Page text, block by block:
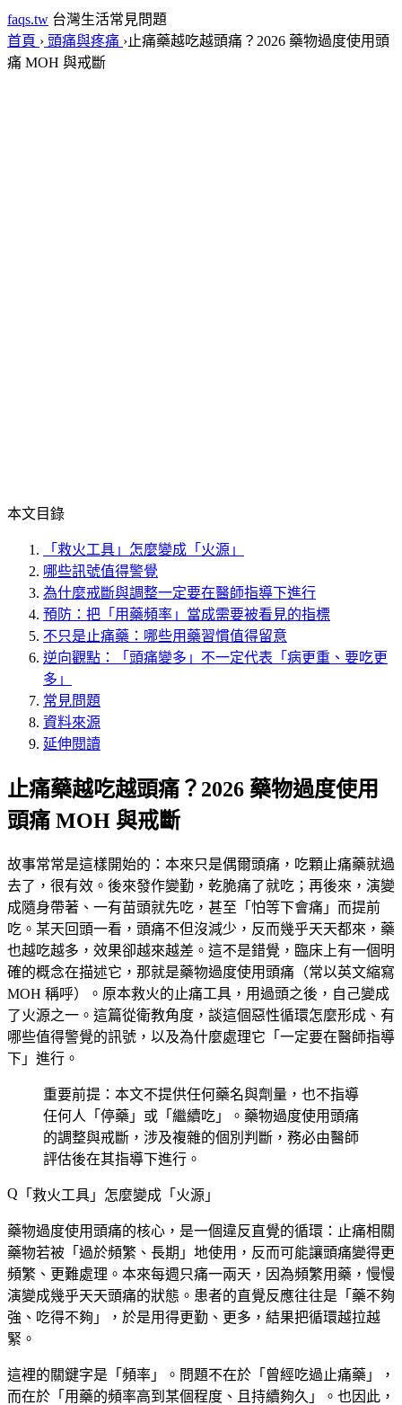
faqs.tw 台灣生活常見問題
首頁 › 頭痛與疼痛 ›止痛藥越吃越頭痛？2026 藥物過度使用頭
痛 MOH 與戒斷
本文目錄
「救火工具」怎麼變成「火源」
哪些訊號值得警覺
為什麼戒斷與調整一定要在醫師指導下進行
預防：把「用藥頻率」當成需要被看見的指標
不只是止痛藥：哪些用藥習慣值得留意
逆向觀點：「頭痛變多」不一定代表「病更重、要吃更
多」
常見問題
資料來源
延伸閱讀
止痛藥越吃越頭痛？2026 藥物過度使用
頭痛 MOH 與戒斷
故事常常是這樣開始的：本來只是偶爾頭痛，吃顆止痛藥就過
去了，很有效。後來發作變勤，乾脆痛了就吃；再後來，演變
成隨身帶著、一有苗頭就先吃，甚至「怕等下會痛」而提前
吃。某天回頭一看，頭痛不但沒減少，反而幾乎天天都來，藥
也越吃越多，效果卻越來越差。這不是錯覺，臨床上有一個明
確的概念在描述它，那就是藥物過度使用頭痛（常以英文縮寫
MOH 稱呼）。原本救火的止痛工具，用過頭之後，自己變成
了火源之一。這篇從衛教角度，談這個惡性循環怎麼形成、有
哪些值得警覺的訊號，以及為什麼處理它「一定要在醫師指導
下」進行。
重要前提：本文不提供任何藥名與劑量，也不指導
任何人「停藥」或「繼續吃」。藥物過度使用頭痛
的調整與戒斷，涉及複雜的個別判斷，務必由醫師
評估後在其指導下進行。
「救火工具」怎麼變成「火源」
藥物過度使用頭痛的核心，是一個違反直覺的循環：止痛相關
藥物若被「過於頻繁、長期」地使用，反而可能讓頭痛變得更
頻繁、更難處理。本來每週只痛一兩天，因為頻繁用藥，慢慢
演變成幾乎天天頭痛的狀態。患者的直覺反應往往是「藥不夠
強、吃得不夠」，於是用得更勤、更多，結果把循環越拉越
緊。
這裡的關鍵字是「頻率」。問題不在於「曾經吃過止痛藥」，
而在於「用藥的頻率高到某個程度、且持續夠久」。也因此，